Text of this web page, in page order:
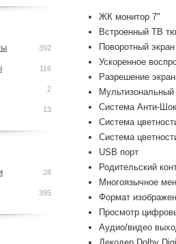
ЖК монитор 7"
Встроенный ТВ
Поворотный экран
Ускоренное
Разрешение
Мультизональный
Система Анти-Шок
Система
Система
USB порт
Родительский
Многоязычное
Формат
Просмотр
Аудио/видео
392
116
2
13
28
395